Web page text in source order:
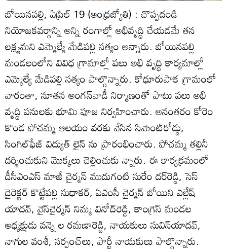
బోయినపల్లి, ఏప్రిల్‌ 19 (ఆంధ్రజ్యోతి) : చొప్పదండి
నియోజకవర్గాన్ని అన్ని రంగాల్లో అభివృద్ధి చేయడమే తన
లక్ష్యమని ఎమ్మెల్యే మేడిపల్లి సత్యం అన్నారు. బోయినపల్లి
మండలంలోని వివిధ గ్రామాల్లో పలు అభి వృద్ధి కార్యమాల్లో
ఎమ్మెల్యే మేడిపల్లి సత్యం పాల్గొన్నారు. కోధూరుపాక గ్రామంలో
వారంతా, నూతన అంగన్‌వాడీ నిర్మాణంతో పాటు పలు అభి
వృద్ధి పనులకు భూమి పూజ నిర్వహించారు. అనంతరం కోరెం
కొండ పోచమ్మ ఆలయం వరకు వేసిన సిమెంట్‌రోడ్డు,
సింగిల్‌ఫేజ్‌ విద్యుత్‌ లైన్‌ ను ప్రారంభించారు. పోచమ్మ తల్లినీ
దర్శించుకుని మొక్కలు చెల్లించుకు న్నారు. ఈ కార్యక్రమంలో
డీసీఎంఎస్‌ మాజీ చైర్మన్‌ ముదుగంటి సురేం దర్‌రెడ్డి, సెస్‌
డైరెక్టర్‌ కొట్టేపల్లి సుధాకర్‌, ఏఎంసీ చైర్మన్‌ బోయిని ఎల్లేష్‌
యాదవ్‌, వైస్‌చైర్మన్‌ నిమ్మ వినోద్‌రెడ్డి, కాంగ్రెస్‌ మండల
అధ్యక్షుడు వన్నె ల రమణారెడ్డి, నాయకులు సువిన్‌యాదవ్‌,
నాగుల వంశీ, సర్పంచ్‌లు, పార్టీ నాయకులు పాల్గొన్నారు.